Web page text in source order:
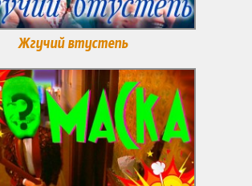
Жгучий втустепь